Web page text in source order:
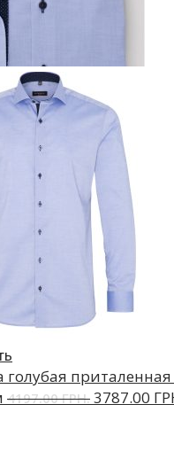
голубая
4197.00 ГРН. 3787.00